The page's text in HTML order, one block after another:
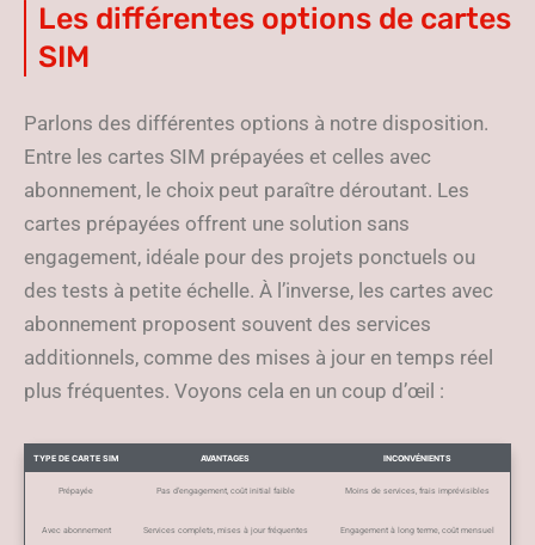
Les différentes options de cartes
SIM
Parlons des différentes options à notre disposition.
Entre les cartes SIM prépayées et celles avec
abonnement, le choix peut paraître déroutant. Les
cartes prépayées offrent une solution sans
engagement, idéale pour des projets ponctuels ou
des tests à petite échelle. À l’inverse, les cartes avec
abonnement proposent souvent des services
additionnels, comme des mises à jour en temps réel
plus fréquentes. Voyons cela en un coup d’œil :
TYPE DE CARTE SIM AVANTAGES INCONVÉNIENTS
Prépayée Pas d’engagement, coût initial faible Moins de services, frais imprévisibles
Avec abonnement Services complets, mises à jour fréquentes Engagement à long terme, coût mensuel